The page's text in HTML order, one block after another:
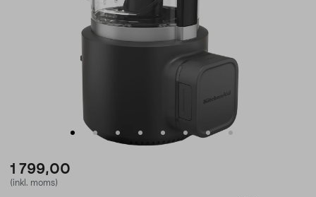
1 799,00
(inkl. moms)